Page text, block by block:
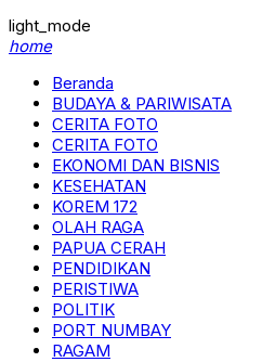
light_mode
home
Beranda
BUDAYA & PARIWISATA
CERITA FOTO
CERITA FOTO
EKONOMI DAN BISNIS
KESEHATAN
KOREM 172
OLAH RAGA
PAPUA CERAH
PENDIDIKAN
PERISTIWA
POLITIK
PORT NUMBAY
RAGAM